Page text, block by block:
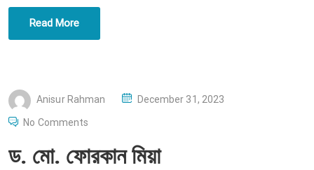
Read More
Anisur Rahman
P
T
December 31, 2023
No Comments
ড. মো. ফোরকান মিয়া